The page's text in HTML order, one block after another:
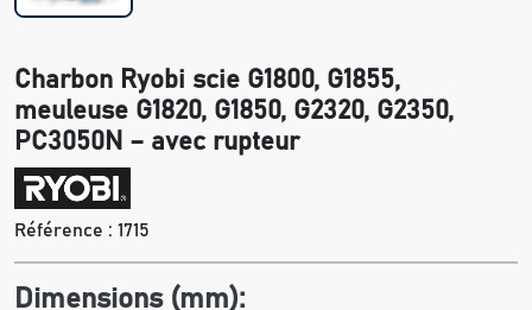
Charbon Ryobi scie G1800, G1855,
meuleuse G1820, G1850, G2320, G2350,
PC3050N – avec rupteur
Référence : 1715
Dimensions (mm):